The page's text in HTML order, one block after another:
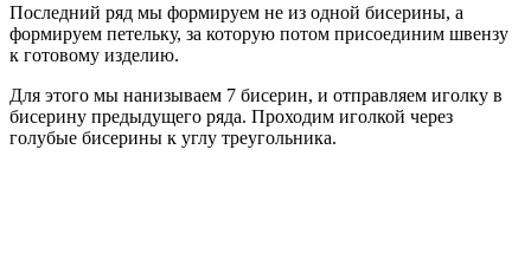
Последний ряд мы формируем не из одной бисерины, а
формируем петельку, за которую потом присоединим швензу
к готовому изделию.
Для этого мы нанизываем 7 бисерин, и отправляем иголку в
бисерину предыдущего ряда. Проходим иголкой через
голубые бисерины к углу треугольника.